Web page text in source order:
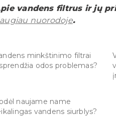
vandens filtrus ir jų
nuorodoje.
minkštinimo filtrai
odos problemas?
naujame name
vandens siurblys?